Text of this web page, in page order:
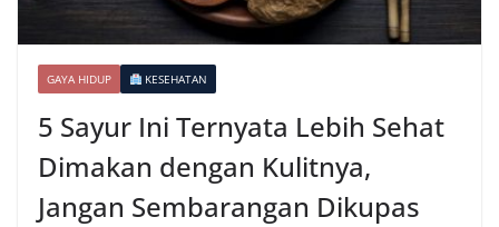
GAYA HIDUP KESEHATAN
5 Sayur Ini Ternyata Lebih Sehat
Dimakan dengan Kulitnya,
Jangan Sembarangan Dikupas